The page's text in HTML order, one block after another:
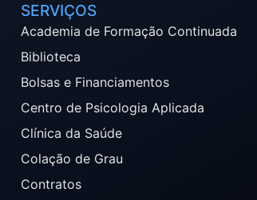
SERVIÇOS
Academia de Formação Continuada
Biblioteca
Bolsas e Financiamentos
Centro de Psicologia Aplicada
Clínica da Saúde
Colação de Grau
Contratos